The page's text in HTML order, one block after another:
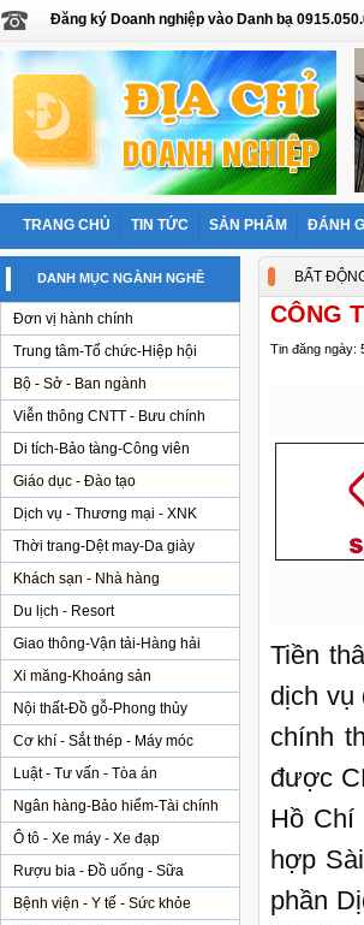
Đăng ký Doanh nghiệp vào Danh bạ
TRANG CHỦ TIN TỨC SẢN PHẨM ĐÁNH
DANH MỤC NGÀNH NGHỀ
Đơn vị hành chính
Trung tâm-Tổ chức-Hiệp hội
Bộ - Sở - Ban ngành
Viễn thông CNTT - Bưu chính
Di tích-Bảo tàng-Công viên
Giáo dục - Đào tạo
Dịch vụ - Thương mại - XNK
Thời trang-Dệt may-Da giày
Khách sạn - Nhà hàng
Du lịch - Resort
Giao thông-Vận tải-Hàng hải
Xi măng-Khoáng sản
Nội thất-Đồ gỗ-Phong thủy
Cơ khí - Sắt thép - Máy móc
Luật - Tư vấn - Tòa án
Ngân hàng-Bảo hiểm-Tài chính
Ô tô - Xe máy - Xe đạp
Rượu bia - Đồ uống - Sữa
Bệnh viện - Y tế - Sức khỏe
BẤT
CÔNG
Tin đăng ngày:
Tiền
dịch vụ
chính
được
Hồ Chí
hợp
phần